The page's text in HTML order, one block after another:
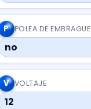
P POLEA DE EMBRAGUE
no
V VOLTAJE
12